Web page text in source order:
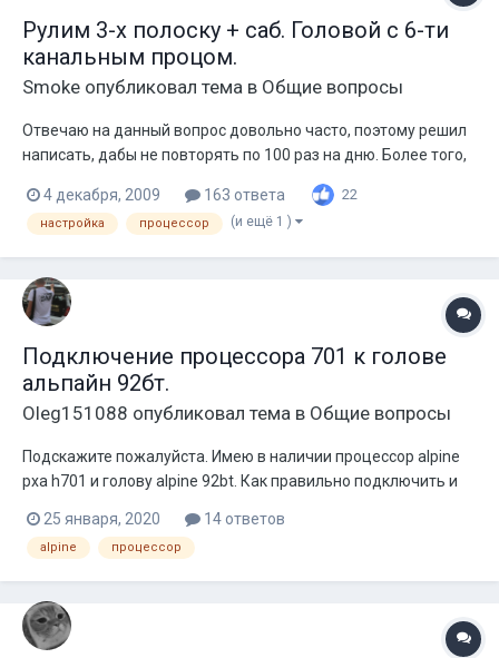
Рулим 3-x полоску + саб. Головой с 6-ти
канальным процом.
Smoke опубликовал тема в Общие вопросы
Отвечаю на данный вопрос довольно часто, поэтому решил
написать, дабы не повторять по 100 раз на дню. Более того,
мнение, что мол трешку + саб 6-каналкой не разрулить. Ан
нет. Привожу рецептик. (кто знает тому пофиг, а вот
4 декабря, 2009 163 ответа 22
настройка процессор (и ещё 1 )
Подключение процессора 701 к голове
альпайн 92бт.
Oleg151088 опубликовал тема в Общие вопросы
Подскажите пожалуйста. Имею в наличии процессор alpine
pxa h701 и голову alpine 92bt. Как правильно подключить и
голову без процессора к усям фронт играет интересней.
Подключаю через процессор играет как то стрёмно. Спасибо
заранее за советы.
25 января, 2020 14 ответов
alpine процессор